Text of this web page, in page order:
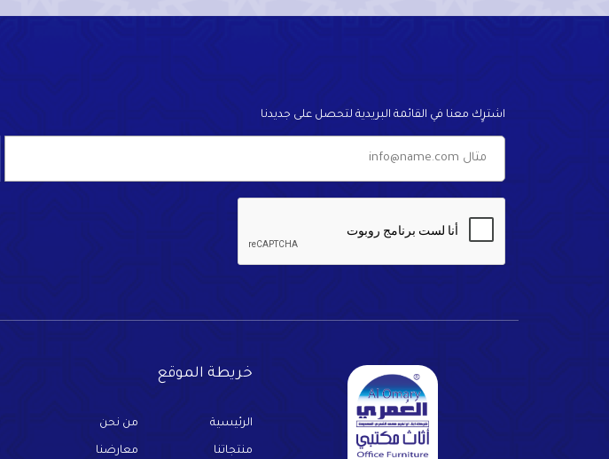
اشترٍك معنا في القائمة البريدية لتحصل على جديدنا
خريطة الموقع
الرئيسية من نحن
منتجاتنا معارضنا